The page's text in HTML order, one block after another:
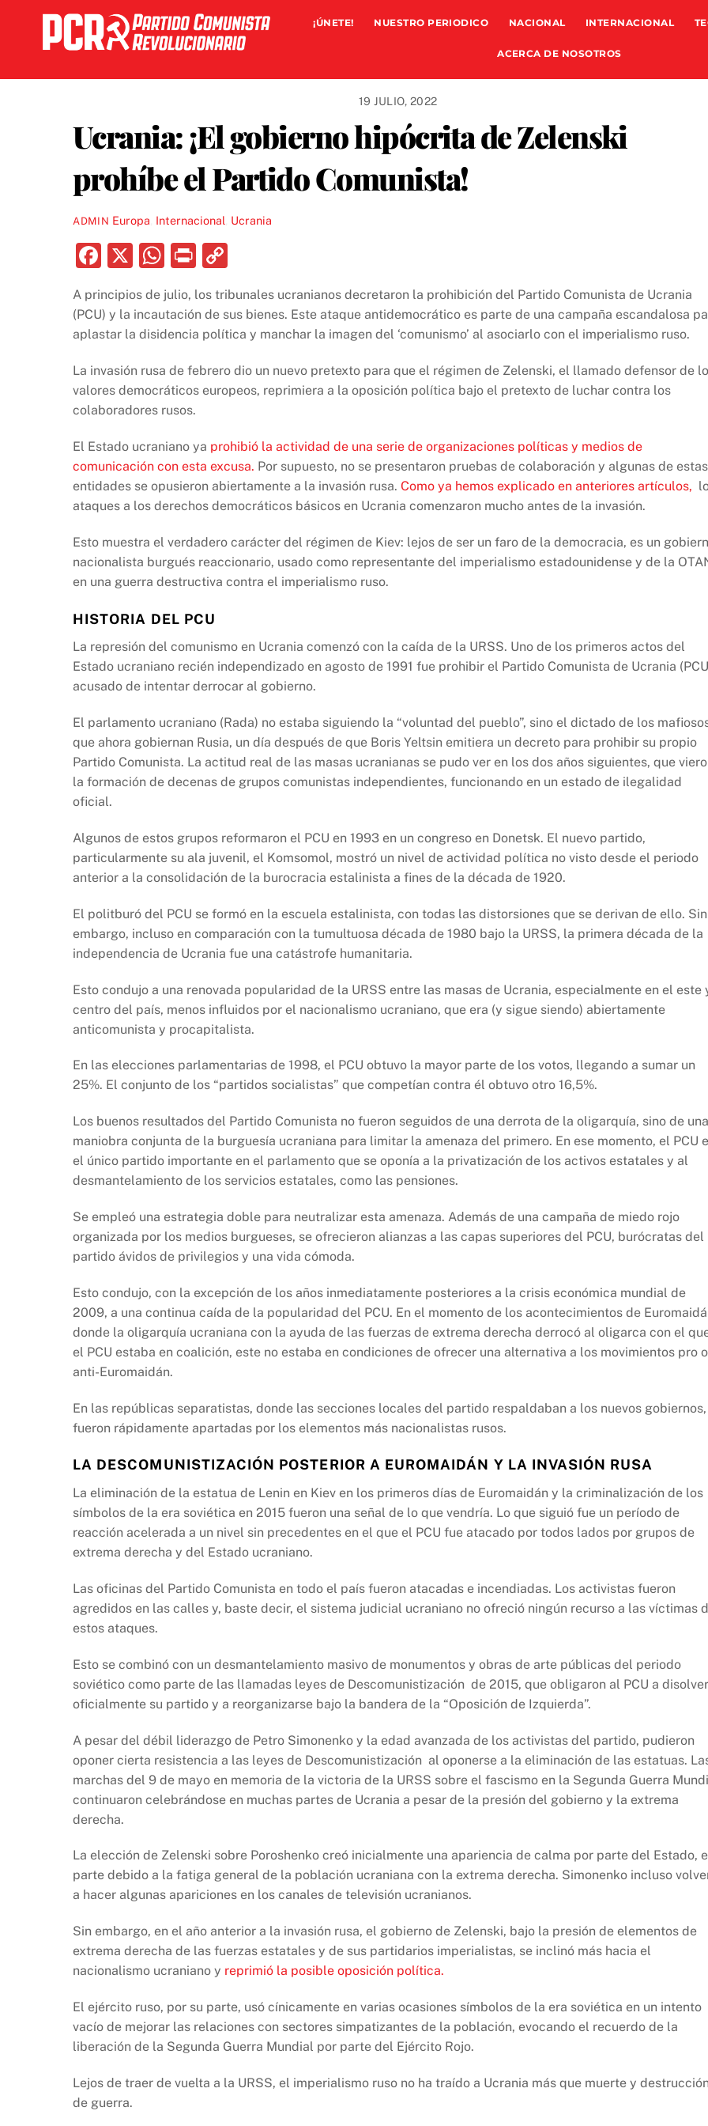
content
¡ÚNETE! NUESTRO PERIODICO NACIONAL INTERNACIONAL
ACERCA DE NOSOTROS
19 JULIO, 2022
Ucrania: ¡El gobierno hipócrita de Zelenski
prohíbe el Partido Comunista!
ADMIN Europa Internacional Ucrania
F
c
e
o
o
X
W
at
s
p
p
P
nt p
y
n
A principios de julio, los tribunales ucranianos decretaron la prohibición del Partido Comunista de Ucrania
(PCU) y la incautación de sus bienes. Este ataque antidemocrático es parte de una campaña escandalosa
aplastar la disidencia política y manchar la imagen del ‘comunismo’ al asociarlo con el imperialismo ruso.
La invasión rusa de febrero dio un nuevo pretexto para que el régimen de Zelenski, el llamado defensor de
valores democráticos europeos, reprimiera a la oposición política bajo el pretexto de luchar contra los
colaboradores rusos.
El Estado ucraniano ya prohibió la actividad de una serie de organizaciones políticas y medios de
comunicación con esta excusa. Por supuesto, no se presentaron pruebas de colaboración y algunas de estas
entidades se opusieron abiertamente a la invasión rusa. Como ya hemos explicado en anteriores artículos,
ataques a los derechos democráticos básicos en Ucrania comenzaron mucho antes de la invasión.
Esto muestra el verdadero carácter del régimen de Kiev: lejos de ser un faro de la democracia, es un
nacionalista burgués reaccionario, usado como representante del imperialismo estadounidense y de la
en una guerra destructiva contra el imperialismo ruso.
HISTORIA DEL PCU
La represión del comunismo en Ucrania comenzó con la caída de la URSS. Uno de los primeros actos del
Estado ucraniano recién independizado en agosto de 1991 fue prohibir el Partido Comunista de Ucrania
acusado de intentar derrocar al gobierno.
El parlamento ucraniano (Rada) no estaba siguiendo la “voluntad del pueblo”, sino el dictado de los
que ahora gobiernan Rusia, un día después de que Boris Yeltsin emitiera un decreto para prohibir su propio
Partido Comunista. La actitud real de las masas ucranianas se pudo ver en los dos años siguientes, que
la formación de decenas de grupos comunistas independientes, funcionando en un estado de ilegalidad
oficial.
Algunos de estos grupos reformaron el PCU en 1993 en un congreso en Donetsk. El nuevo partido,
particularmente su ala juvenil, el Komsomol, mostró un nivel de actividad política no visto desde el periodo
anterior a la consolidación de la burocracia estalinista a fines de la década de 1920.
El politburó del PCU se formó en la escuela estalinista, con todas las distorsiones que se derivan de ello. Sin
embargo, incluso en comparación con la tumultuosa década de 1980 bajo la URSS, la primera década de la
independencia de Ucrania fue una catástrofe humanitaria.
Esto condujo a una renovada popularidad de la URSS entre las masas de Ucrania, especialmente en el este
centro del país, menos influidos por el nacionalismo ucraniano, que era (y sigue siendo) abiertamente
anticomunista y procapitalista.
En las elecciones parlamentarias de 1998, el PCU obtuvo la mayor parte de los votos, llegando a sumar un
25%. El conjunto de los “partidos socialistas” que competían contra él obtuvo otro 16,5%.
Los buenos resultados del Partido Comunista no fueron seguidos de una derrota de la oligarquía, sino de una
maniobra conjunta de la burguesía ucraniana para limitar la amenaza del primero. En ese momento, el PCU
el único partido importante en el parlamento que se oponía a la privatización de los activos estatales y al
desmantelamiento de los servicios estatales, como las pensiones.
Se empleó una estrategia doble para neutralizar esta amenaza. Además de una campaña de miedo rojo
organizada por los medios burgueses, se ofrecieron alianzas a las capas superiores del PCU, burócratas del
partido ávidos de privilegios y una vida cómoda.
Esto condujo, con la excepción de los años inmediatamente posteriores a la crisis económica mundial de
2009, a una continua caída de la popularidad del PCU. En el momento de los acontecimientos de
donde la oligarquía ucraniana con la ayuda de las fuerzas de extrema derecha derrocó al oligarca con el
el PCU estaba en coalición, este no estaba en condiciones de ofrecer una alternativa a los movimientos pro o
anti-Euromaidán.
En las repúblicas separatistas, donde las secciones locales del partido respaldaban a los nuevos gobiernos,
fueron rápidamente apartadas por los elementos más nacionalistas rusos.
LA DESCOMUNISTIZACIÓN POSTERIOR A EUROMAIDÁN Y LA INVASIÓN RUSA
La eliminación de la estatua de Lenin en Kiev en los primeros días de Euromaidán y la criminalización de los
símbolos de la era soviética en 2015 fueron una señal de lo que vendría. Lo que siguió fue un período de
reacción acelerada a un nivel sin precedentes en el que el PCU fue atacado por todos lados por grupos de
extrema derecha y del Estado ucraniano.
Las oficinas del Partido Comunista en todo el país fueron atacadas e incendiadas. Los activistas fueron
agredidos en las calles y, baste decir, el sistema judicial ucraniano no ofreció ningún recurso a las víctimas
estos ataques.
Esto se combinó con un desmantelamiento masivo de monumentos y obras de arte públicas del periodo
soviético como parte de las llamadas leyes de Descomunistización de 2015, que obligaron al PCU a disolver
oficialmente su partido y a reorganizarse bajo la bandera de la “Oposición de Izquierda”.
A pesar del débil liderazgo de Petro Simonenko y la edad avanzada de los activistas del partido, pudieron
oponer cierta resistencia a las leyes de Descomunistización al oponerse a la eliminación de las estatuas.
marchas del 9 de mayo en memoria de la victoria de la URSS sobre el fascismo en la Segunda Guerra
continuaron celebrándose en muchas partes de Ucrania a pesar de la presión del gobierno y la extrema
derecha.
La elección de Zelenski sobre Poroshenko creó inicialmente una apariencia de calma por parte del Estado,
parte debido a la fatiga general de la población ucraniana con la extrema derecha. Simonenko incluso
a hacer algunas apariciones en los canales de televisión ucranianos.
Sin embargo, en el año anterior a la invasión rusa, el gobierno de Zelenski, bajo la presión de elementos de
extrema derecha de las fuerzas estatales y de sus partidarios imperialistas, se inclinó más hacia el
nacionalismo ucraniano y reprimió la posible oposición política.
El ejército ruso, por su parte, usó cínicamente en varias ocasiones símbolos de la era soviética en un intento
vacío de mejorar las relaciones con sectores simpatizantes de la población, evocando el recuerdo de la
liberación de la Segunda Guerra Mundial por parte del Ejército Rojo.
Lejos de traer de vuelta a la URSS, el imperialismo ruso no ha traído a Ucrania más que muerte y destrucción
de guerra.